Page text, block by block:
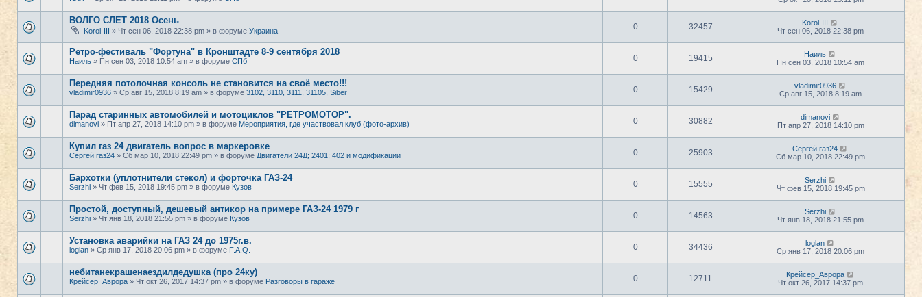
ВОЛГО СЛЕТ 2018 Осень
Korol-III » Чт сен 06, 2018 22:38 pm » в форуме Украина 0 32457
Korol-III
Чт сен 06, 2018 22:38 pm
Ретро-фестиваль "Фортуна" в Кронштадте 8-9 сентября 2018
Наиль » Пн сен 03, 2018 10:54 am » в форуме СПб 0 19415
Наиль
Пн сен 03, 2018 10:54 am
Передняя потолочная консоль не становится на своё место!!!
vladimir0936 » Ср авг 15, 2018 8:19 am » в форуме 3102, 3110, 3111, 31105, Siber 0 15429
vladimir0936
Ср авг 15, 2018 8:19 am
Парад старинных автомобилей и мотоциклов "РЕТРОМОТОР".
dimanovi » Пт апр 27, 2018 14:10 pm » в форуме Мероприятия, где участвовал клуб (фото-архив) 0 30882
dimanovi
Пт апр 27, 2018 14:10 pm
Купил газ 24 двигатель вопрос в маркеровке
Сергей газ24 » Сб мар 10, 2018 22:49 pm » в форуме Двигатели 24Д; 2401; 402 и модификации 0 25903
Сергей газ24
Сб мар 10, 2018 22:49 pm
Бархотки (уплотнители стекол) и форточка ГАЗ-24
Serzhi » Чт фев 15, 2018 19:45 pm » в форуме Кузов 0 15555
Serzhi
Чт фев 15, 2018 19:45 pm
Простой, доступный, дешевый антикор на примере ГАЗ-24 1979 г
Serzhi » Чт янв 18, 2018 21:55 pm » в форуме Кузов 0 14563
Serzhi
Чт янв 18, 2018 21:55 pm
Установка аварийки на ГАЗ 24 до 1975г.в.
loglan » Ср янв 17, 2018 20:06 pm » в форуме F.A.Q. 0 34436
loglan
Ср янв 17, 2018 20:06 pm
небитанекрашенаездилдедушка (про 24ку)
Крейсер_Аврора » Чт окт 26, 2017 14:37 pm » в форуме Разговоры в гараже 0 12711
Крейсер_Аврора
Чт окт 26, 2017 14:37 pm